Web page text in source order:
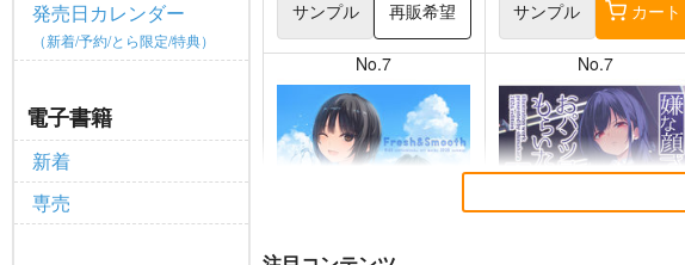
発売日カレンダー
（新着/予約/とら限定/特典）
電子書籍
新着
専売
サンプル 再販希望 サンプル カート
No.7 No.7